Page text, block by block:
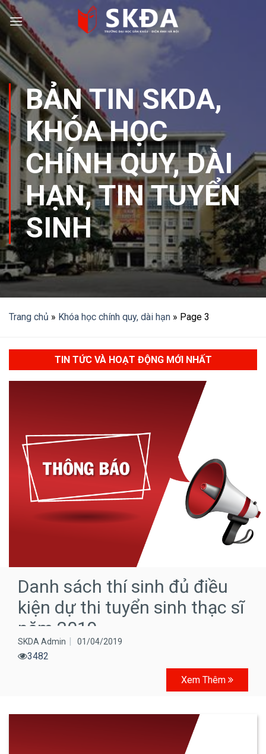
Skip
content
BẢN TIN SKDA,
KHÓA HỌC
CHÍNH QUY, DÀI
HẠN,TIN TUYỂN
SINH
Trang chủ » Khóa học chính quy, dài hạn » Page 3
TIN TỨC VÀ HOẠT ĐỘNG MỚI NHẤT
Danh sách thí sinh đủ điều
kiện dự thi tuyển sinh thạc sĩ
năm 2019
SKDA Admin 01/04/2019
3482
Xem Thêm